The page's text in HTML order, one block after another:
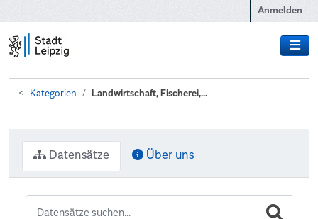
Anmelden
Kategorien Landwirtschaft, Fischerei,...
Datensätze Über uns